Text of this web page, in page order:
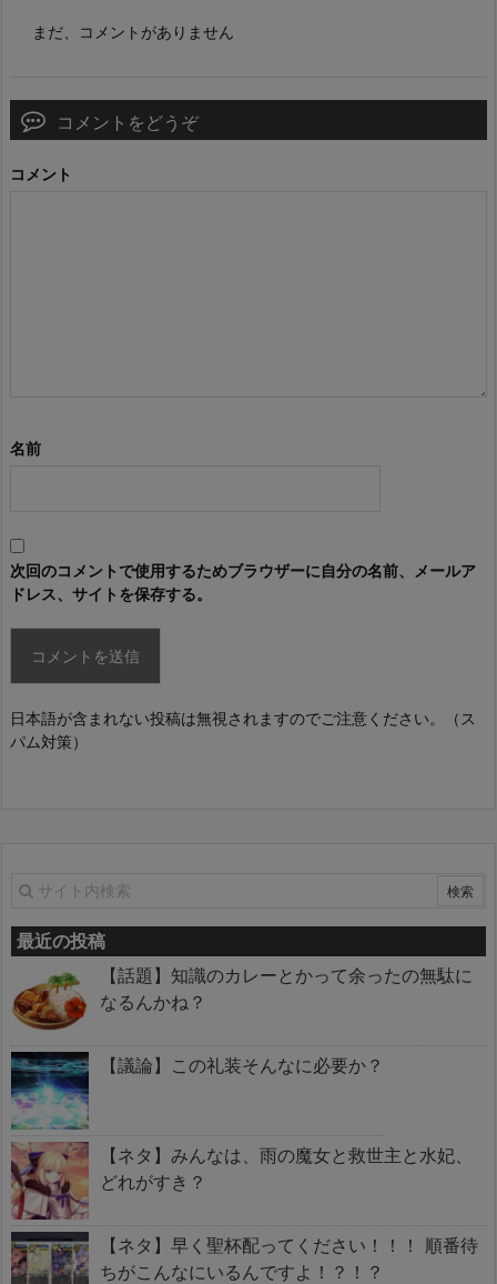
まだ、コメントがありません
コメントをどうぞ
コメント
名前
次回のコメントで使用するためブラウザーに自分の名前、メールア
ドレス、サイトを保存する。
日本語が含まれない投稿は無視されますのでご注意ください。（ス
パム対策）
最近の投稿
【話題】知識のカレーとかって余ったの無駄に
なるんかね？
【議論】この礼装そんなに必要か？
【ネタ】みんなは、雨の魔女と救世主と水妃、
どれがすき？
【ネタ】早く聖杯配ってください！！！ 順番待
ちがこんなにいるんですよ！？！？